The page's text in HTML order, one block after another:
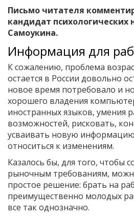
Письмо читателя
кандидат психологических
Самоукина.
Информация для
К сожалению, проблема
остается в России довольно
новое время потребовало и
хорошего владения
иностранных языков, умения
возможностей, рисковать,
усваивать новую
относиться к изменениям.
Казалось бы, для того, чтобы
рыночным требованиям,
простое решение: брать на
преимущественно молодых
все так однозначно.